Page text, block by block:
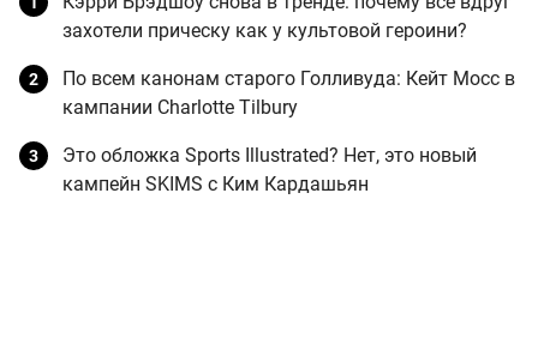
захотели прическу как у культовой героини?
По всем канонам старого Голливуда: Кейт Мосс в
кампании Charlotte Tilbury
Это обложка Sports Illustrated? Нет, это новый
кампейн SKIMS c Ким Кардашьян